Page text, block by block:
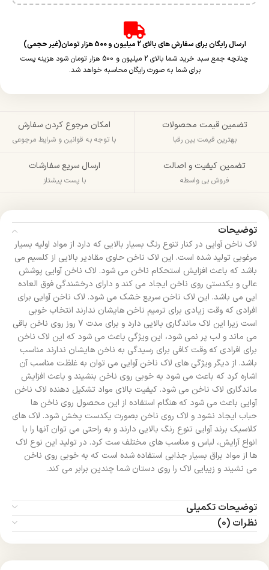
ارسال رایگان برای سفارش های بالای 2 میلیون و 500 هزار تومان(غیر حجمی)
چنانچه جمع سبد خرید شما بالای 2 میلیون و 500 هزار تومان شود هزینه پست
برای شما به صورت رایگان محاسبه خواهد شد.
تضمین قیمت محصولات
بهترین قیمت بین رقبا
امکان مرجوع کردن سفارش
با توجه به قوانین و شرایط مرجوعی
تضمین کیفیت و اصالت
فروش بی واسطه
ارسال سریع سفارشات
با پست پیشتاز
توضیحات
لاک ناخن آوایی در کنار تنوع رنگ بسیار بالایی که دارد از مواد اولیه بسیار
مرغوبی تولید شده است. این لاک ناخن حاوی مقادیر بالایی از کلسیم می
باشد که باعث افزایش استحکام ناخن می شود. لاک ناخن آوایی پوشش
عالی و یکدستی روی ناخن ایجاد می کند و دارای درخشندگی فوق العاده
ایی می باشد. این لاک ناخن سریع خشک می شود. لاک ناخن آوایی برای
افرادی که وقت زیادی برای ترمیم ناخن هایشان ندارند انتخاب خوبی
است زیرا این لاک ماندگاری بالایی دارد و برای مدت 7 روز روی ناخن باقی
می ماند و لب پر نمی شود، این ویژگی باعث می شود که این لاک ناخن
برای افرادی که وقت کافی برای رسیدگی به ناخن هایشان ندارند مناسب
باشد. از دیگر ویژگی های لاک ناخن آوایی می توان به غلظت مناسب آن
اشاره کرد که باعث می شود به خوبی روی ناخن بنشیند و باعث افزایش
ماندگاری لاک ناخن می شود. کیفیت بالای مواد تشکیل دهنده لاک ناخن
آوایی باعث می شود که هنگام استفاده از این محصول روی ناخن ها
حباب ایجاد نشود و لاک روی ناخن بصورت یکدست پخش شود. لاک های
کلاسیک برند آوایی تنوع رنگ بالایی دارند و به راحتی می توان آنها را با
انواع آرایش، لباس و مناسب های مختلف ست کرد. در تولید این نوع لاک
ها از مواد براق بسیار جذابی استفاده شده است که به خوبی روی ناخن
می نشیند و زیبایی لاک را روی دستان شما چندین برابر می کند.
توضیحات تکمیلی
نظرات (0)